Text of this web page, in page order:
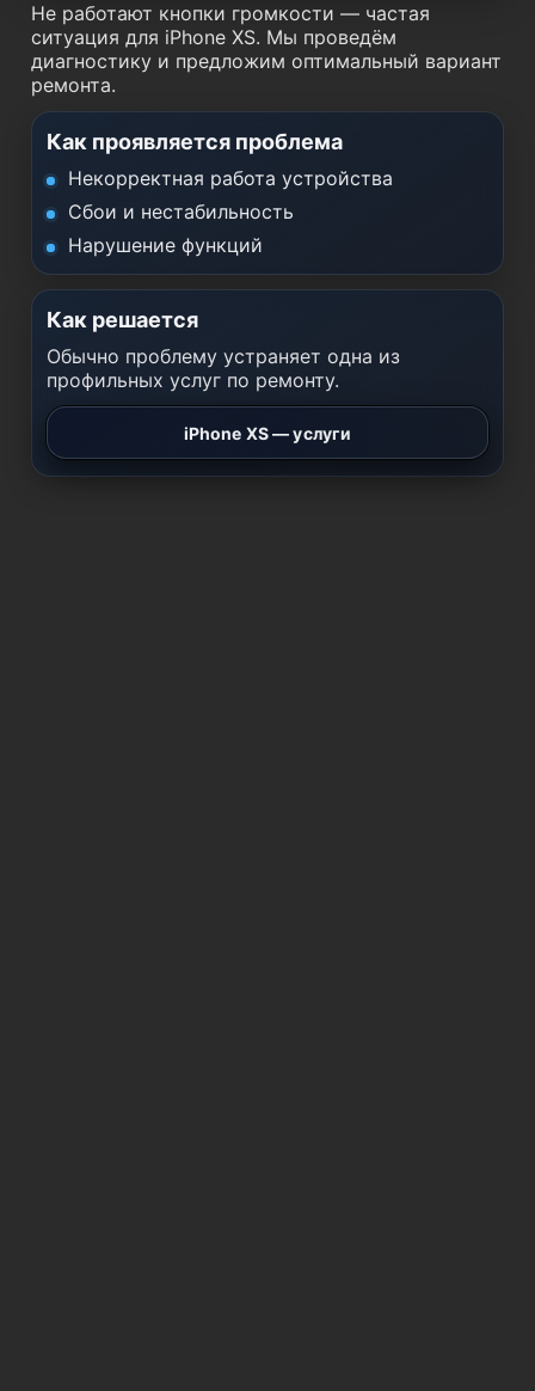
Не работают кнопки громкости — частая
ситуация для iPhone XS. Мы проведём
диагностику и предложим оптимальный вариант
ремонта.
Как проявляется проблема
Некорректная работа устройства
Сбои и нестабильность
Нарушение функций
Как решается
Обычно проблему устраняет одна из
профильных услуг по ремонту.
iPhone XS — услуги